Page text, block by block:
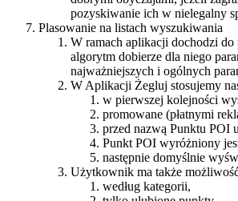
pozyskiwanie ich w nielegalny
Plasowanie na listach wyszukiwania
W ramach aplikacji dochodzi
algorytm dobierze dla niego
najważniejszych i ogólnych
W Aplikacji Żegluj stosujemy
w pierwszej kolejności
promowane (płatnymi
przed nazwą Punktu POI
Punkt POI wyróżniony
następnie domyślnie
Użytkownik ma także
według kategorii,